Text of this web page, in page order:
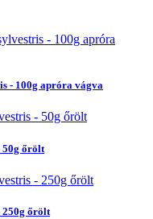
- 100g apróra vágva
50g őrölt
250g őrölt